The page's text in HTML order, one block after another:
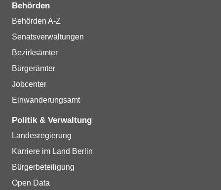
Behörden
Behörden A-Z
Senatsverwaltungen
Bezirksämter
Bürgerämter
Jobcenter
Einwanderungsamt
Politik & Verwaltung
Landesregierung
Karriere im Land Berlin
Bürgerbeteiligung
Open Data